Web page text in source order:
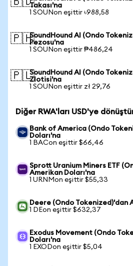
Takası'na
1 SOUNon eşittir ৳988,58
🇵🇭SoundHound AI (Ondo
Pezosu'na
1 SOUNon eşittir ₱486,24
🇵🇱SoundHound AI (Ondo
Zlotisi'na
1 SOUNon eşittir zł 29,76
Diğer RWA'ları USD'ye
Bank of America (Ondo
Doları'na
1 BACon eşittir $66,46
Sprott Uranium Miners ETF
Amerikan Doları'na
1 URNMon eşittir $55,33
Deere (Ondo Tokenized)'dan
1 DEon eşittir $632,37
Exodus Movement (Ondo
Doları'na
1 EXODon eşittir $5,04